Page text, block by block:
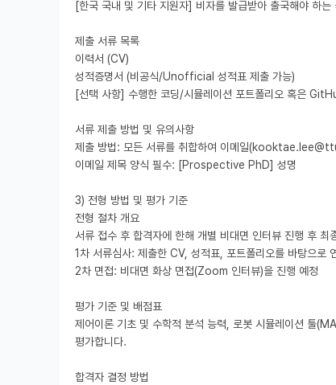
[한국 국내 및 기타 지원자] 비자를 발급받아 출국해야 하
제출 서류 목록
이력서 (CV)
성적증명서 (비공식/Unofficial 성적표 제출 가능)
[선택 사항] 수행한 코딩/시뮬레이션 포트폴리오 혹은
서류 제출 방법 및 유의사항
제출 방법: 모든 서류를 취합하여 이메일
이메일 제목 양식 필수: [Prospective PhD] 성명
3) 전형 방법 및 평가 기준
전형 절차 개요
서류 접수 후 합격자에 한해 개별 비대면 인터뷰 진행 후
1차 서류심사: 제출한 CV, 성적표, 포트폴리오를 바탕으로
2차 면접: 비대면 화상 면접(Zoom 인터뷰)을 진행 예정
평가 기준 및 배점표
제어이론 기초 및 수학적 분석 능력, 로봇 시뮬레이션 툴
평가합니다.
합격자 결정 방법